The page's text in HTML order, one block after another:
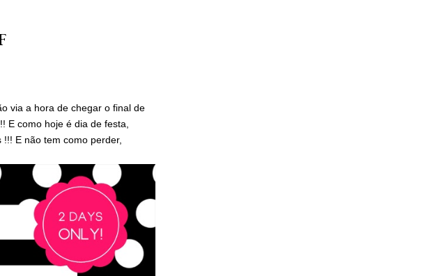
via a hora de chegar o final de
E como hoje é dia de festa,
E não tem como perder,